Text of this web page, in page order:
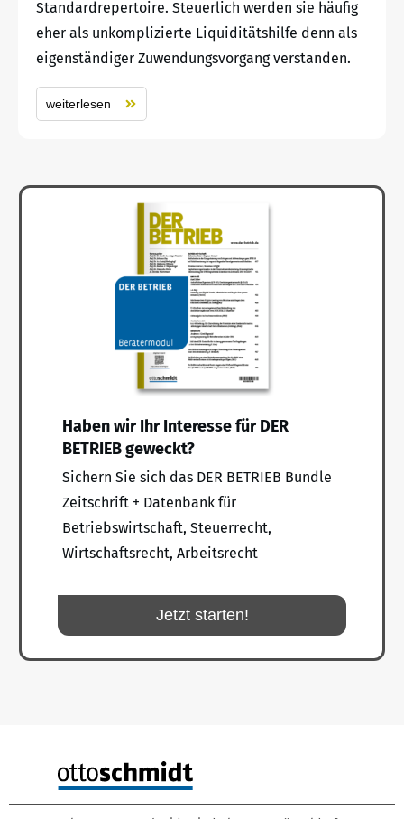
Standardrepertoire. Steuerlich werden sie häufig
eher als unkomplizierte Liquiditätshilfe denn als
eigenständiger Zuwendungsvorgang verstanden.
weiterlesen
Haben wir Ihr Interesse für DER
BETRIEB geweckt?
Sichern Sie sich das DER BETRIEB Bundle
Zeitschrift + Datenbank für
Betriebswirtschaft, Steuerrecht,
Wirtschaftsrecht, Arbeitsrecht
Jetzt starten!